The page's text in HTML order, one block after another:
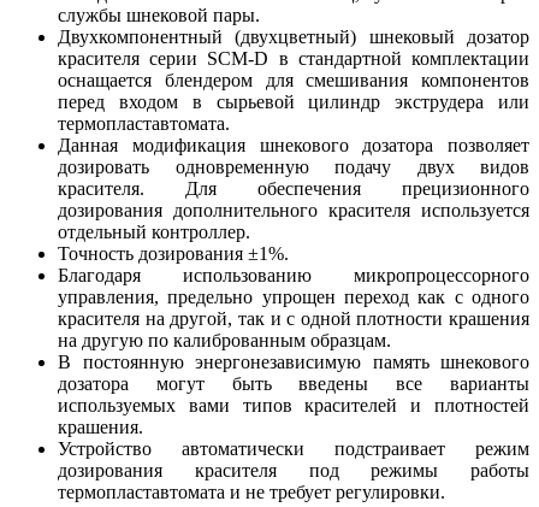
службы шнековой пары.
Двухкомпонентный (двухцветный) шнековый дозатор
красителя серии SCM-D в стандартной комплектации
оснащается блендером для смешивания компонентов
перед входом в сырьевой цилиндр экструдера или
термопластавтомата.
Данная модификация шнекового дозатора позволяет
дозировать одновременную подачу двух видов
красителя. Для обеспечения прецизионного
дозирования дополнительного красителя используется
отдельный контроллер.
Точность дозирования ±1%.
Благодаря использованию микропроцессорного
управления, предельно упрощен переход как с одного
красителя на другой, так и с одной плотности крашения
на другую по калиброванным образцам.
В постоянную энергонезависимую память шнекового
дозатора могут быть введены все варианты
используемых вами типов красителей и плотностей
крашения.
Устройство автоматически подстраивает режим
дозирования красителя под режимы работы
термопластавтомата и не требует регулировки.